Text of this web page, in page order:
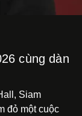
cùng dàn
Siam
đỏ một cuộc